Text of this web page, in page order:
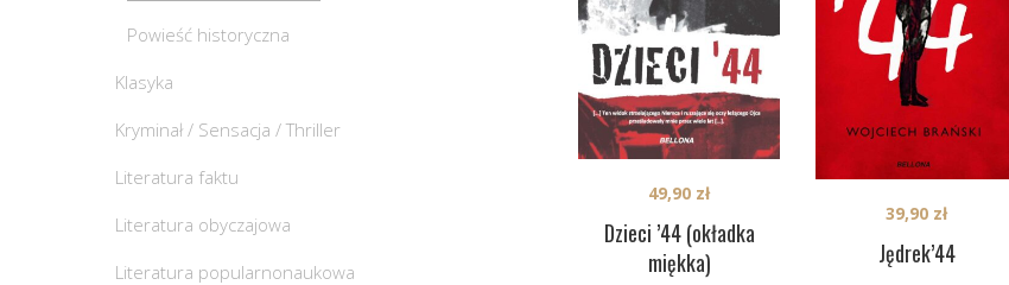
Dzieci ’44 (okładka
miękka)
49,90 zł
Jędrek’44
39,90 zł
Powieść historyczna
Klasyka
Kryminał / Sensacja / Thriller
Literatura faktu
Literatura obyczajowa
Literatura popularnonaukowa